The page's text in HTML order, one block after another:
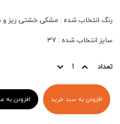
رنگ انتخاب شده : مشکی خشتی ریز
سایز انتخاب شده :
37
تعداد
افزودن به سبد خرید افزودن به